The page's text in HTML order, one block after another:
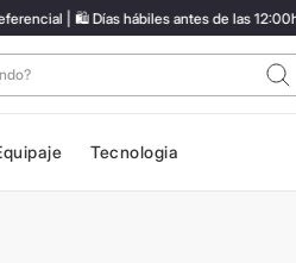
| 🛍️ Días hábiles antes de las 12:00hs
Tecnologia